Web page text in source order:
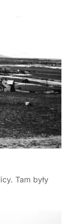
Tam były